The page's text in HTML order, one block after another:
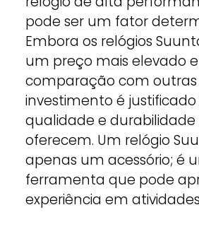
pode ser um fator
Embora os relógios
um preço mais elevado
comparação com outras
investimento é
qualidade e durabilidade
oferecem. Um relógio
apenas um acessório; é
ferramenta que pode
experiência em